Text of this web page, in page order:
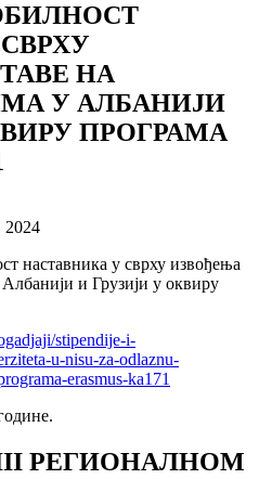
НА
У АЛБАНИЈИ
ПРОГРАМА
2024
наставника у сврху извођења
и Грузији у оквиру
stipendije-i-
u-nisu-za-odlaznu-
erasmus-ka171
РЕГИОНАЛНОМ